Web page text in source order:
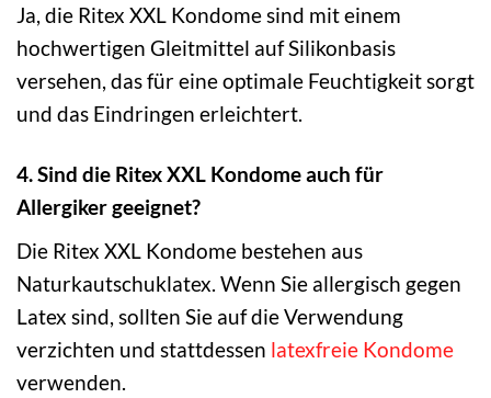
Ja, die Ritex XXL Kondome sind mit einem
hochwertigen Gleitmittel auf Silikonbasis
versehen, das für eine optimale Feuchtigkeit sorgt
und das Eindringen erleichtert.
4. Sind die Ritex XXL Kondome auch für
Allergiker geeignet?
Die Ritex XXL Kondome bestehen aus
Naturkautschuklatex. Wenn Sie allergisch gegen
Latex sind, sollten Sie auf die Verwendung
verzichten und stattdessen latexfreie Kondome
verwenden.